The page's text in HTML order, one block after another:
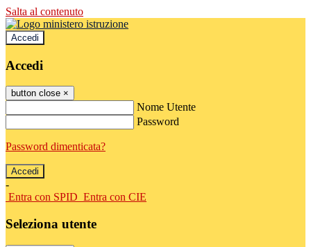
Salta al contenuto
Accedi
Accedi
button close ×
Nome Utente
Password
Password dimenticata?
-
Entra con SPID Entra con CIE
Seleziona utente